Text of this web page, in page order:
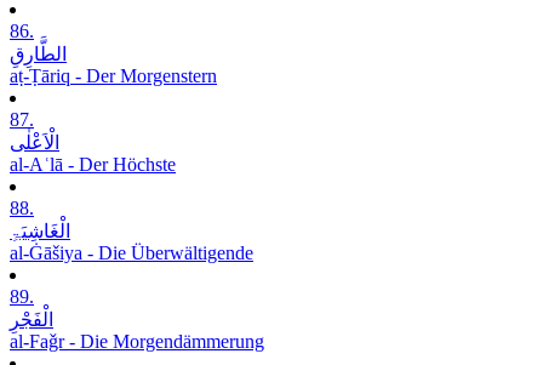
86.
الطَّارِقِ
aṭ-Ṭāriq - Der Morgenstern
87.
الْاَعْلٰی
al-Aʿlā - Der Höchste
88.
الْغَاشِیَۃِ
al-Ġāšiya - Die Überwältigende
89.
الْفَجْرِ
al-Faǧr - Die Morgendämmerung